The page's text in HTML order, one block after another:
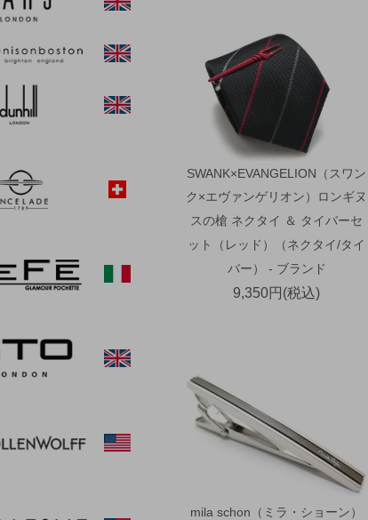
SWANK×EVANGELION（スワン
ク×エヴァンゲリオン）ロンギヌ
スの槍 ネクタイ ＆ タイバーセ
ット（レッド）（ネクタイ/タイ
バー） - ブランド
9,350円(税込)
mila schon（ミラ・ショーン）